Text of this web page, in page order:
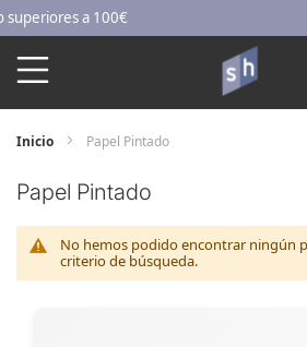
al
contenido
a 100€
Inicio Papel Pintado
Papel Pintado
No hemos podido encontrar ningún
criterio de búsqueda.